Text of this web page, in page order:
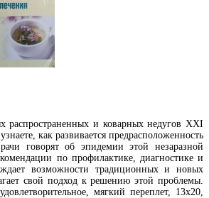
распространенных и коварных недугов XXI
как развивается предрасположенность
говорят об эпидемии этой незаразной
по профилактике, диагностике и
возможности традиционных и новых
свой подход к решению этой проблемы.
мягкий переплет, 13х20,